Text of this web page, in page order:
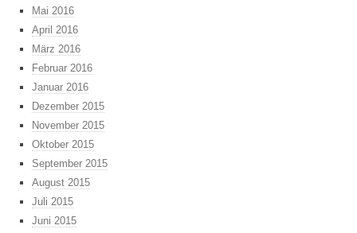
Mai 2016
April 2016
März 2016
Februar 2016
Januar 2016
Dezember 2015
November 2015
Oktober 2015
September 2015
August 2015
Juli 2015
Juni 2015